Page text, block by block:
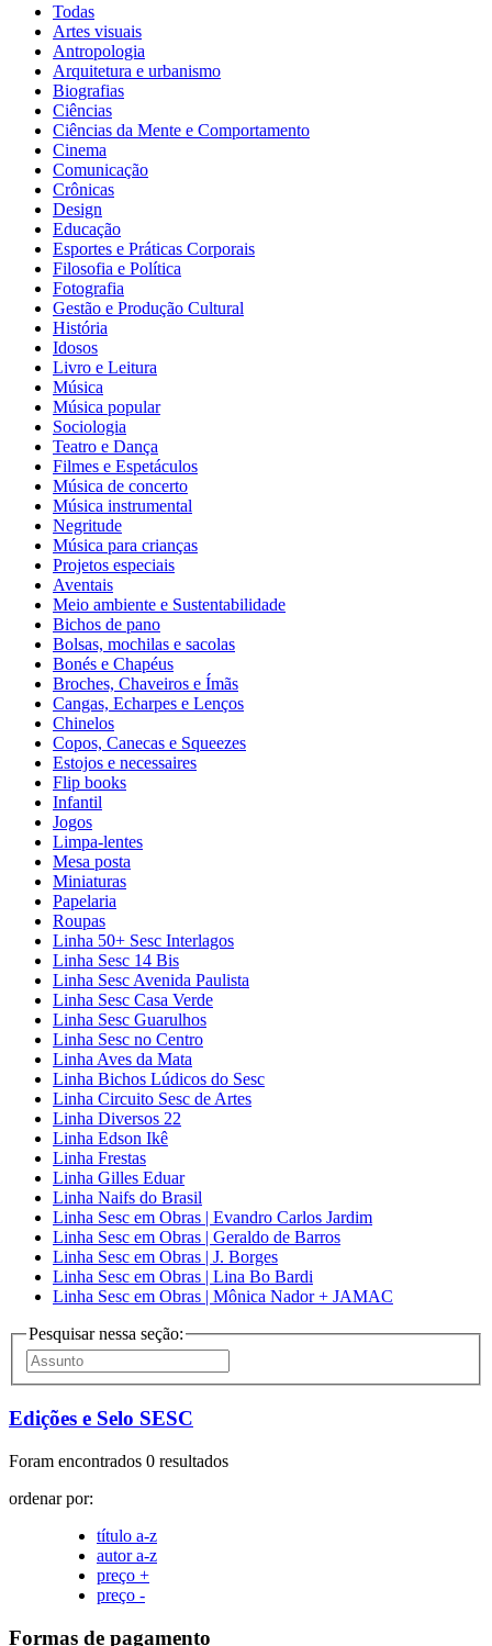
Todas
Artes visuais
Antropologia
Arquitetura e urbanismo
Biografias
Ciências
Ciências da Mente e Comportamento
Cinema
Comunicação
Crônicas
Design
Educação
Esportes e Práticas Corporais
Filosofia e Política
Fotografia
Gestão e Produção Cultural
História
Idosos
Livro e Leitura
Música
Música popular
Sociologia
Teatro e Dança
Filmes e Espetáculos
Música de concerto
Música instrumental
Negritude
Música para crianças
Projetos especiais
Aventais
Meio ambiente e Sustentabilidade
Bichos de pano
Bolsas, mochilas e sacolas
Bonés e Chapéus
Broches, Chaveiros e Ímãs
Cangas, Echarpes e Lenços
Chinelos
Copos, Canecas e Squeezes
Estojos e necessaires
Flip books
Infantil
Jogos
Limpa-lentes
Mesa posta
Miniaturas
Papelaria
Roupas
Linha 50+ Sesc Interlagos
Linha Sesc 14 Bis
Linha Sesc Avenida Paulista
Linha Sesc Casa Verde
Linha Sesc Guarulhos
Linha Sesc no Centro
Linha Aves da Mata
Linha Bichos Lúdicos do Sesc
Linha Circuito Sesc de Artes
Linha Diversos 22
Linha Edson Ikê
Linha Frestas
Linha Gilles Eduar
Linha Naifs do Brasil
Linha Sesc em Obras | Evandro Carlos Jardim
Linha Sesc em Obras | Geraldo de Barros
Linha Sesc em Obras | J. Borges
Linha Sesc em Obras | Lina Bo Bardi
Linha Sesc em Obras | Mônica Nador + JAMAC
Pesquisar nessa seção:
Edições e Selo SESC
Foram encontrados 0 resultados
ordenar por:
título a-z
autor a-z
preço +
preço -
Formas de pagamento